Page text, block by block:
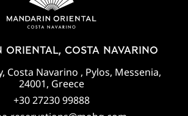
ORIENTAL, COSTA NAVARINO
Costa Navarino , Pylos, Messenia,
24001, Greece
+30 27230 99888